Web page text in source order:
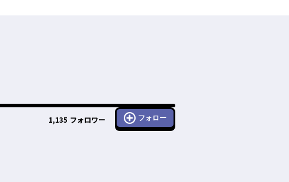
1,135 フォロワー フォロー